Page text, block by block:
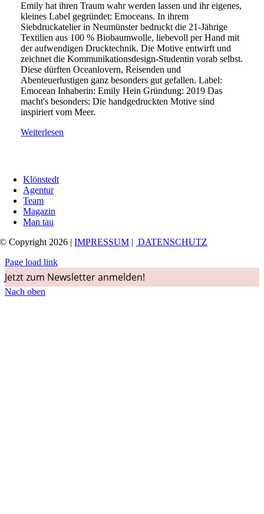
Emily hat ihren Traum wahr werden lassen und ihr eigenes,
kleines Label gegründet: Emoceans. In ihrem
Siebdruckatelier in Neumünster bedruckt die 21-Jährige
Textilien aus 100 % Biobaumwolle, liebevoll per Hand mit
der aufwendigen Drucktechnik. Die Motive entwirft und
zeichnet die Kommunikationsdesign-Studentin vorab selbst.
Diese dürften Oceanlovern, Reisenden und
Abenteuerlustigen ganz besonders gut gefallen. Label:
Emocean Inhaberin: Emily Hein Gründung: 2019 Das
macht's besonders: Die handgedruckten Motive sind
inspiriert vom Meer.
Weiterlesen
Klönstedt
Agentur
Team
Magazin
Man tau
© Copyright 2026 |IMPRESSUM | DATENSCHUTZ
Page load link
Jetzt zum Newsletter anmelden!
Nach oben